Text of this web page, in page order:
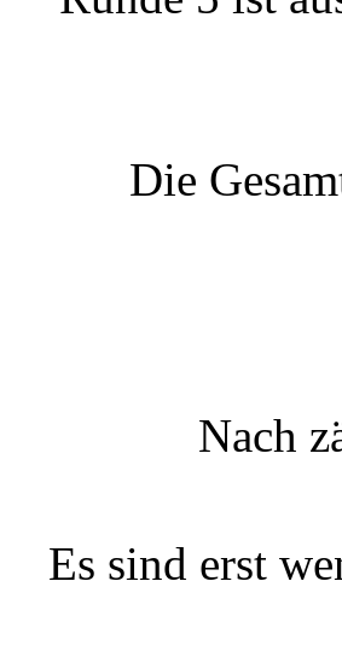
Die
Nach
Es sind erst